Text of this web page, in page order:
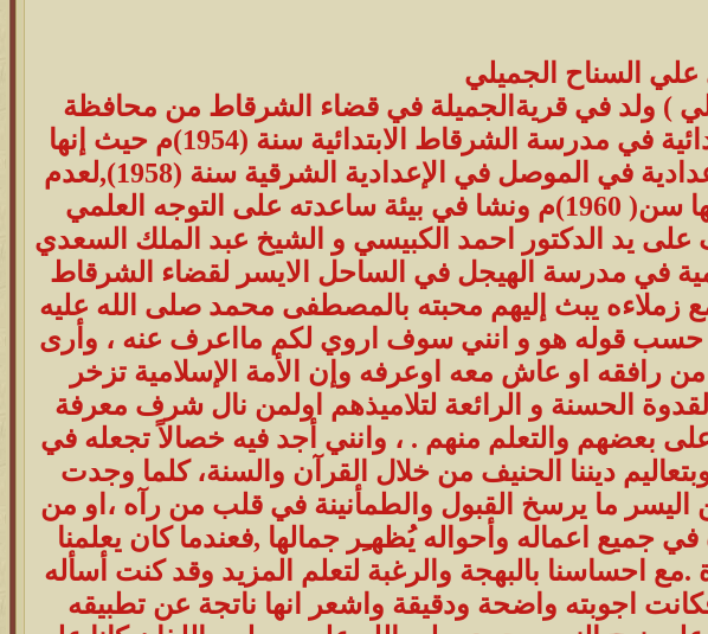
السناح الجميلي
العكس وكان من الدعاة إلى الإسلام وألقى محاضرات دينية كثيرة وله مؤلفات ودراسات ليست بالقليلة وأدار عدة ندوات في الدعوة إلى الله في قاعة ثانوية الشرقاط ,والده علي حسين السناح كان يعمل في نقابات عمال النفط وكان رجلا كريما وأنيسا وكان من الدعاة إلى القومية العربية ونظم مظاهرات عديدة للمطالبة بذلك في الستينات من القرن العشرين , وفي سنة (1968) اشترى له سيارة نوع (لويد )موديل( 1950) واعتقد إنها بريطانية الصنع والمحرك كان بمكبس واحد (بستم واحد) ,وكانت كثيرة العطلات ولعدم وجود مصلح سيارات في الشرقاط في تلك الفترة , كان أكثر العطلات تكرارا هو سوفان الترس ( الدشلي )في صندوق السرعة للسيارة .وقال فيها الشاعر أبو مزهر (ما نقدر أنروح أنزور ما دام الدشلي مكسور )وكانت هذه السيارة جميلة وكانت أبوابها تفتح عكس ما موجود حاليا , وكان عمه سليم السناح الذي كان لقبه (المصوت بالعشاء) شجاعا وكريما وقاتل دفاعا عن العراق في معركة الجر ناف الشهيرة سنة 1916ضد القوات البريطانية الغازية آنذاك وقتل في تلك المعركة ولم يعثر على جثته لحد الآن ,وكان المحامي خضيري كريما ذا نفس طيبة رءوفا بالناس وعطوفا عليهم وان من أحب الأعمال الى قلبه, قضاء حوائج الناس , ولذلك يحبه جميع أبناء الشرقاط ,وكان يكاد لايمر يوم إلا وفي بيته ضيوف, وفي احد الأيام كان عنده ضيوف فلما كانت زوجته تعد الطعام ,سقطت من الدرج وكسرت يدها وكانت تتألم كثيرا فلم يترك ضيوفه , وأكمل الغداء وقدمه للضيو ف حتى اكملوا غدائهم وذهبوا ثم نقل زوجته الى الطبيب الشعبي المجبر للكسور(صالح ) ولم يجعل الضيوف يكون لهم أي إحساس بما جرى , وانه كان شديد الالتزام بالقانون لعلمه به ,ويعرف ذلك جميع أبناء مدينة الشرقاط حيث انه كان لا يتوكل للدفاع عن أي متهم إلا بعد قراءة أوراقه والتأكد من انه برئ فعلا وكان لا يشترط مبلغ المال مقابل أتعاب المحاماة ,وإنما فقط كان يقول للموكل كلمة (إلي تقدر عليه )و كانت هوايته إطعام الحيوانات ويستأثر على نفسه ويأخذ من طعامه ويعطيه لحيوانات القرية وكان يقول في ذلك مبررا ما يفعله (إن الأنفس أخوة)وكان يوصي دائما أن يعطى الأجير حقه قبل أن يجف عرق جبينه وذلك تيمنا بحديث الرسول الكريم محمد صلى الله عليه وسلم , وفي احد الأيام عندما كان يتفقد مزرعته وجد فيها عائلة متكونة من رجل ضالع في السن وامرأتين يحصدون ذرة صفراء ناضجة من مزرعته فلما رأوه أرادوا أن يخرجوا من المزرعة بسرعة فناداهم وقال( لا تخافون إن هذا الزرع ليس لي , بل انه لله ,أكملوا حصادكم وخذوا حاجتكم) فذهب وتركهم في المزرعة يحصدون ,ويروي لنا المحامي خضيري ألجميلي عن زيارته للرئيس المرحوم عبد السلام عارف رئيس الجمهورية العراقية سنة (1964)م في القصر الجمهوري في بغداد ومن الطريف أن سيارة الأجرة (باص المصلحة ) أوصلته الى باب القصر الجمهوري ,وذلك لوجود موقف سيارات الباص أمام القصر الجمهوري, واستقبلهم الرئيس المرحوم في باب القصر الداخلي حتى بانت على نواظيرهم لوائح العجب وعلى وجوههم علامات الدهشة ,ويروي لنا ان عدد الجنود الذين كانوا يحرسون القصر الجمهوري من الداخل لا يتجاوز عددهم عشرة جنود ,وبعد الترحيب بهم سألهم الرئيس مخاطبا (أني أخوكم إذا كنتم محتاجين أي شي )؟ فأجابوه إنهم لا يحتاجون أي شي وإنما جاءوا للسلام فقط ,ويروي لنا احد أصدقائه إن المحامي رأى في يوم من الأيام ضباطا وجنود يقومون بأداء واجبهم فقال (إنشاء الله إذا كبر أولادي فلن اقبل لهم مهنة غير العسكرية )فلما سألته لماذا؟اجابني (إن العسكرية شرف وواجب مقدس لأنها تحمي الوطن فالدولة التي ليس لها جيش ,تأكلها الدول كما يأكل الذئب الغنم )وقال لي مرة انه لا يستطيع أن ينام ليلة واحدة إذا كان احد الأشخاص غاضبا منه , وقال لي أيضا انه لم يغضب من إنسان قط ,طوال عمره ويقول لنا انه يوميا يرى في المنام احد الأموات اللذين يعرفهم فيناجيهم ويشاورهم في أموره اثناء منامه ويشكي لهم هموم الامة الاسلامية , وفي يوم من الأيام ماتت من أغنامه ثلاث نعجات فأرسل يطلب أولاده فسألهم ,من منكم جلب مالا حراما إلى دارنا ؟فأجاب احدهم ليس أنا وقال الآخر أنا لم اجلب أي مال حرام سوى أني تلقيت هدية زجاجة عطر سعرها ثلاث دنانير ,فقال الأب هنا مكان الداء إن زجاجة العطر هذه حرام وسعرها ثلاثة دنانير فاذهب الله بدلها ثلاثة أغنام من أغنامنا لأننا أناس متطهرين ,وفي يوم آخر جاء رجل من القرية يدعى أبو خلف وقال لأحد أبناء خضيري (سلم لي على أبوك وقل له نريد أن نذهب غدا ونضع حدا بين ارضي وأرضكم وأريده أن يحضر الفرز )فلما اخبر الولد أباه قال اذهب إليه الآن وأقرئه مني السلام وقل له نحن إخوة وانه مخول بالتخطيط ونحن لدينا ثقة به واني لن اذهب معهم هو يضع الحدود وأنا اقبل بها واشكر له تعبه , ويروي لنا السيد حمد انه في يوم من الأيام أتى إليه احد أقاربه للاستشارة في اختيار محامي للدفاع عن قريبهم المتهم , يقول فقلت له عليك أن تختار المحامي خضيري لان القاضي عندما يراه يترافع عن متهم سيتأكد القاضي أن المتهم برئ لان خضيري لا يتوكل عن متهم إلا إذا كان بريئا فعلا , ولم اذكر ذلك من باب المدح ولكن هذه الحقيقة لابد أن أبينها , وكان يوصي دائما أن لا يكون الإنسان عبدا لكرسي المنصب ,فمن يكون بمنصب مرموق عليه بمخافة الله عز وجل أولا ثم العدل ثانيا ثم قضاء حوائج الناس ثالثا ,وكان يقول لنا ويردد دائما المقولة الشهيرة (لو دامت لغيرك لما وصلت إليك)ويقصد بذلك المناصب ,وكان يشبه المنصب بكرسي الحلاق , وكان يحذر من استغلال المنصب للإغراض الشخصية ,ويقول( أن الأمم تبتلى في أيام المحن بكثير من الأمراض التي تضعف من شانها,ومن هذه الامرض الخطيرة الرشوة ويجب أن يكون الموظف خادم لشعبه و أمين على عمله ويجب أن يكرس جهوده من اجل المصلحة العامة فإذا ما استغل منصبه ونفوذه لتحقيق منفعته الشخصية فقد خان الأمانة واضر بمصالح شعبه ولا يجوز لمن يتولى أمر الناس قبول الهدية لكي لا يؤثر ذلك على حقوق الآخرين وان من واجب المسؤول محاسبة موظفيه أو عماله محاسبة دقيقة وتدقيق أموال الموظفين في إطار من أين لك هذا )